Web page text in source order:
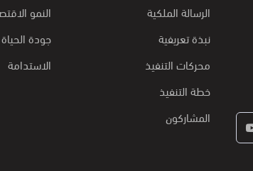
الرسالة الملكية
نبذة تعريفية
محركات التنفيذ
خطة التنفيذ
المشاركون
النمو
جودة الحياة
الاستدامة